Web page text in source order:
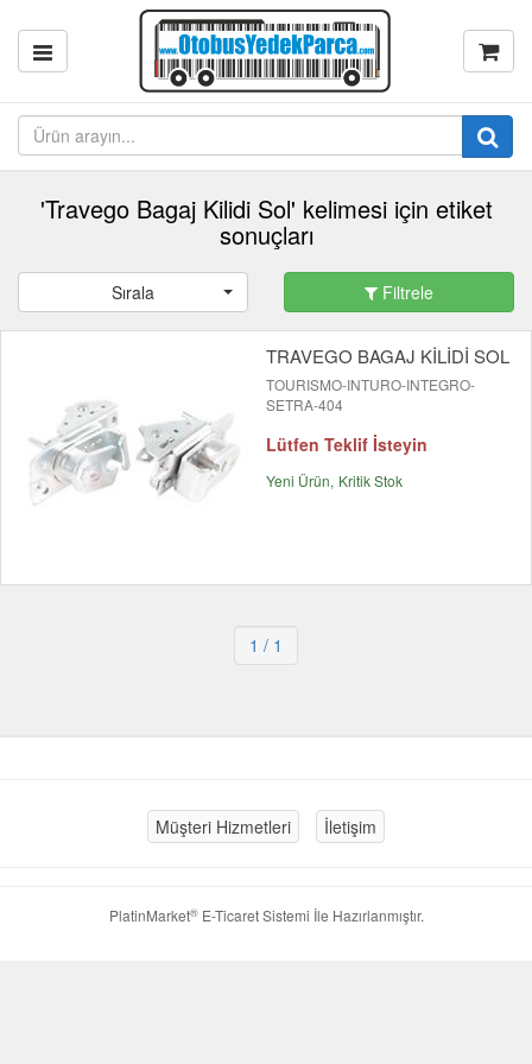
'Travego Bagaj Kilidi Sol' kelimesi için etiket
sonuçları
Sırala Filtrele
TRAVEGO BAGAJ KİLİDİ SOL
TOURISMO-INTURO-INTEGRO-
SETRA-404
Lütfen Teklif İsteyin
Yeni Ürün Kritik Stok
1 / 1
Müşteri Hizmetleri İletişim
PlatinMarket®E-Ticaret Sistemi İle Hazırlanmıştır.